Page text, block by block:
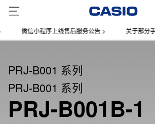
微信小程序上线售后服务公告 > 关于部分手表
PRJ-B001 系列
PRJ-B001 系列
PRJ-B001B-1